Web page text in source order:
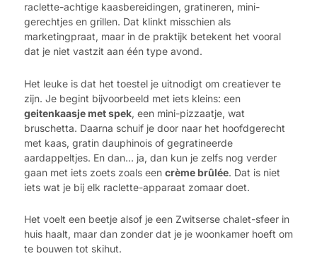
raclette-achtige kaasbereidingen, gratineren, mini-
gerechtjes en grillen. Dat klinkt misschien als
marketingpraat, maar in de praktijk betekent het vooral
dat je niet vastzit aan één type avond.
Het leuke is dat het toestel je uitnodigt om creatiever te
zijn. Je begint bijvoorbeeld met iets kleins: een
geitenkaasje met spek, een mini-pizzaatje, wat
bruschetta. Daarna schuif je door naar het hoofdgerecht
met kaas, gratin dauphinois of gegratineerde
aardappeltjes. En dan… ja, dan kun je zelfs nog verder
gaan met iets zoets zoals een crème brûlée. Dat is niet
iets wat je bij elk raclette-apparaat zomaar doet.
Het voelt een beetje alsof je een Zwitserse chalet-sfeer in
huis haalt, maar dan zonder dat je je woonkamer hoeft om
te bouwen tot skihut.